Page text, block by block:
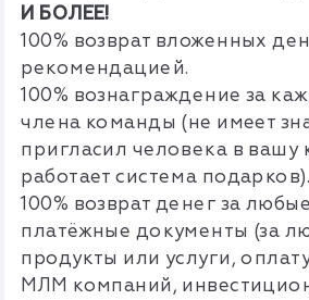
И БОЛЕЕ!
100% возврат вложенных
рекомендацией.
100% вознаграждение за
члена команды (не имеет
пригласил человека в вашу
работает система подарков).
100% возврат денег за
платёжные документы (за
продукты или услуги,
МЛМ компаний,